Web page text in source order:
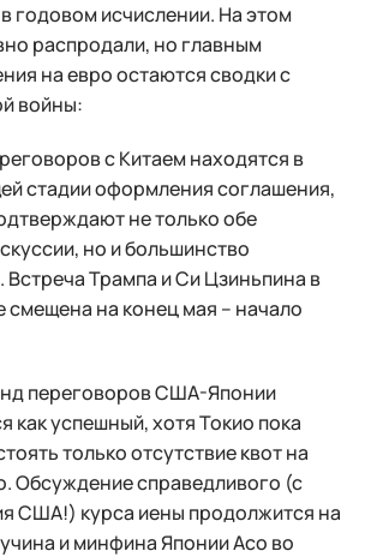
годовом исчислении. На этом
распродали, но главным
на евро остаются сводки с
войны:
с Китаем находятся в
стадии оформления соглашения,
не только обе
но и большинство
Встреча Трампа и Си Цзиньпина в
смещена на конец мая – начало
переговоров США-Японии
как успешный, хотя Токио пока
только отсутствие квот на
Обсуждение справедливого (с
США!) курса иены продолжится на
и минфина Японии Асо во